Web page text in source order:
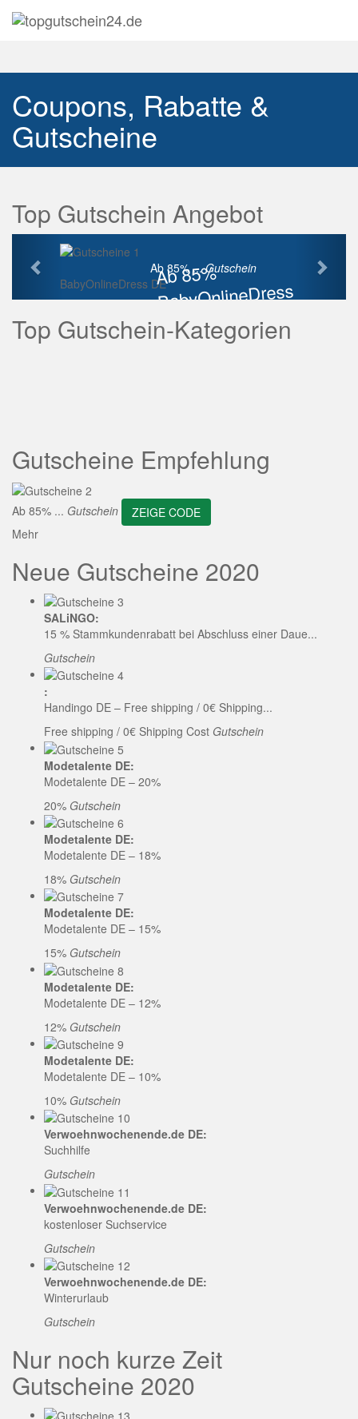
Coupons, Rabatte &
Gutscheine
Top Gutschein Angebot
Ab 85%
BabyOnlineDress
Rabatt
Ab 85% ...Gutschein
BabyOnlineDress DE
Vorherige
Top Gutschein-Kategorien
Gutscheine Empfehlung
Ab 85% ... Gutschein
ZEIGE CODE
Mehr
Neue Gutscheine 2020
SALiNGO:
15 % Stammkundenrabatt bei Abschluss einer Daue...
Gutschein
:
Handingo DE – Free shipping / 0€ Shipping...
Free shipping / 0€ Shipping Cost Gutschein
Modetalente DE:
Modetalente DE – 20%
20% Gutschein
Modetalente DE:
Modetalente DE – 18%
18% Gutschein
Modetalente DE:
Modetalente DE – 15%
15% Gutschein
Modetalente DE:
Modetalente DE – 12%
12% Gutschein
Modetalente DE:
Modetalente DE – 10%
10% Gutschein
Verwoehnwochenende.de DE:
Suchhilfe
Gutschein
Verwoehnwochenende.de DE:
kostenloser Suchservice
Gutschein
Verwoehnwochenende.de DE:
Winterurlaub
Gutschein
Nur noch kurze Zeit
Gutscheine 2020